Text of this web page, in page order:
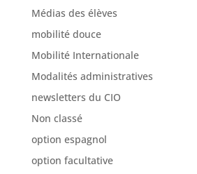
Médias des élèves
mobilité douce
Mobilité Internationale
Modalités administratives
newsletters du CIO
Non classé
option espagnol
option facultative